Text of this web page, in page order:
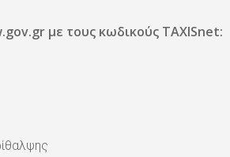
με τους κωδικούς TAXISnet: